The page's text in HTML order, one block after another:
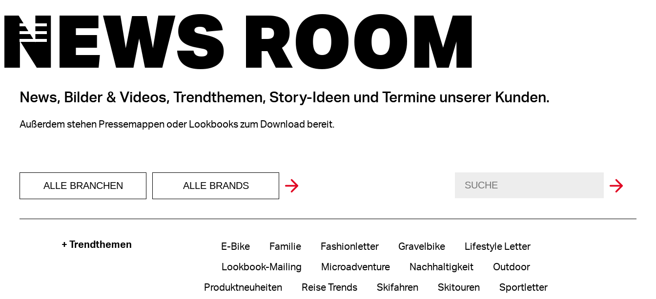
NEWS ROOM
News, Bilder & Videos, Trendthemen, Story-Ideen und Termine unserer Kunden.
Außerdem stehen Pressemappen oder Lookbooks zum Download bereit.
ALLE BRANCHEN ALLE BRANDS
+ Trendthemen E-Bike Familie Fashionletter Gravelbike Lifestyle Letter
Lookbook-Mailing Microadventure Nachhaltigkeit Outdoor
Produktneuheiten Reise Trends Skifahren Skitouren Sportletter